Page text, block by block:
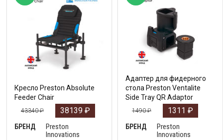
Кресло Preston Absolute
Feeder Chair
43340₽ 38139 ₽
БРЕНД
Preston
Innovations
Адаптер для фидерного
стола Preston Ventalite
Side Tray QR Adaptor
1490₽ 1311 ₽
БРЕНД
Preston
Innovations